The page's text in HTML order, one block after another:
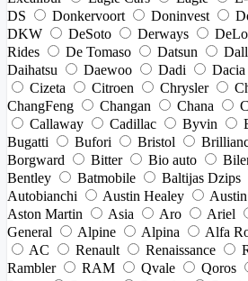
DS
Donkervoort Doninvest
DKW
DeSoto Derways
Rides
De Tomaso Datsun
Daihatsu
Daewoo Dadi Dacia
Cizeta
Citroen Chrysler
ChangFeng
Changan Chana
Callaway
Cadillac Byvin
Bugatti
Bufori Bristol
Borgward
Bitter Bio auto
Bentley
Batmobile Baltijas Dzips
Autobianchi
Austin Healey Austin
Aston Martin
Asia Aro Ariel
General
Alpine Alpina Alfa
AC
Renault Renaissance
Rambler
RAM Qvale Qoros